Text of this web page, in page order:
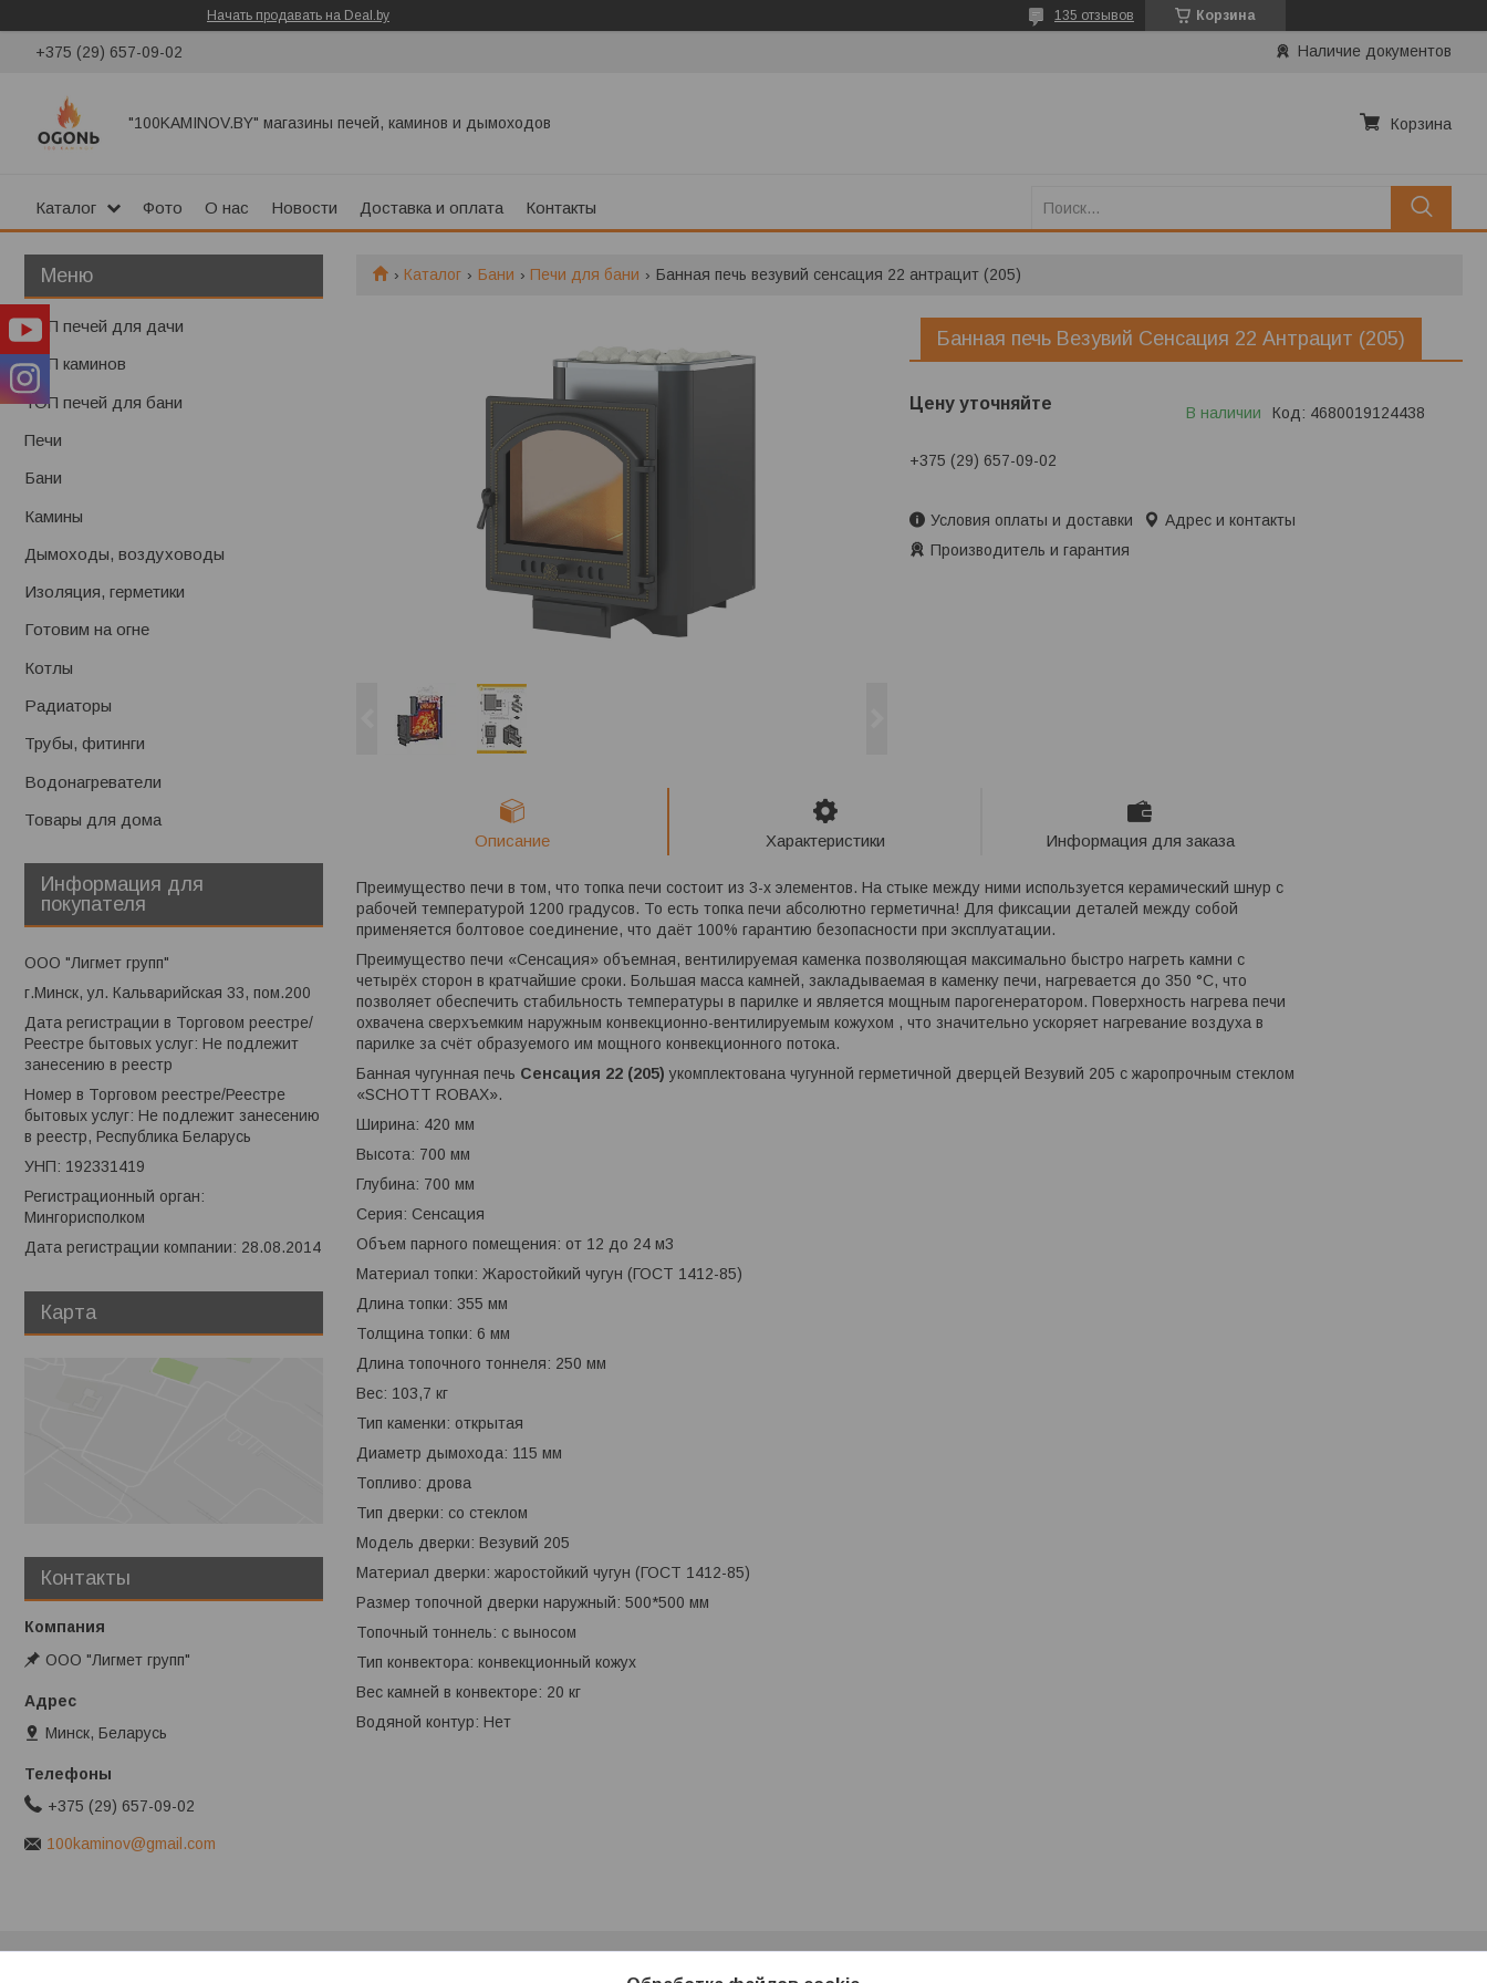
Начать продавать на Deal.by Корзина
135 отзывов
+375 (29) 657-09-02 Наличие документов
"100KAMINOV.BY" магазины печей, каминов и дымоходов Корзина
Каталог Фото О нас Новости Доставка и оплата Контакты
Каталог Бани Печи для бани Банная печь везувий сенсация 22 антрацит (205)
Банная печь Везувий Сенсация 22 Антрацит (205)
Цену уточняйте В наличии Код: 4680019124438
+375 (29) 657-09-02
Условия оплаты и доставки
Адрес и контакты
Производитель и гарантия
Описание Характеристики Информация для заказа
Преимущество печи в том, что топка печи состоит из 3-х элементов. На стыке между ними используется керамический шнур с
рабочей температурой 1200 градусов. То есть топка печи абсолютно герметична! Для фиксации деталей между собой
применяется болтовое соединение, что даёт 100% гарантию безопасности при эксплуатации.
Преимущество печи «Сенсация» объемная, вентилируемая каменка позволяющая максимально быстро нагреть камни с
четырёх сторон в кратчайшие сроки. Большая масса камней, закладываемая в каменку печи, нагревается до 350 °С, что
позволяет обеспечить стабильность температуры в парилке и является мощным парогенератором. Поверхность нагрева печи
охвачена сверхъемким наружным конвекционно-вентилируемым кожухом , что значительно ускоряет нагревание воздуха в
парилке за счёт образуемого им мощного конвекционного потока.
Банная чугунная печь Сенсация 22 (205) укомплектована чугунной герметичной дверцей Везувий 205 с жаропрочным стеклом
«SCHOTT ROBAX».
Ширина: 420 мм
Высота: 700 мм
Глубина: 700 мм
Серия: Сенсация
Объем парного помещения: от 12 до 24 м3
Материал топки: Жаростойкий чугун (ГОСТ 1412-85)
Длина топки: 355 мм
Толщина топки: 6 мм
Длина топочного тоннеля: 250 мм
Вес: 103,7 кг
Тип каменки: открытая
Диаметр дымохода: 115 мм
Топливо: дрова
Тип дверки: со стеклом
Модель дверки: Везувий 205
Материал дверки: жаростойкий чугун (ГОСТ 1412-85)
Размер топочной дверки наружный: 500*500 мм
Топочный тоннель: с выносом
Тип конвектора: конвекционный кожух
Вес камней в конвекторе: 20 кг
Водяной контур: Нет
ТОП печей для дачи
ТОП каминов
ТОП печей для бани
Печи
Бани
Камины
Дымоходы, воздуховоды
Изоляция, герметики
Готовим на огне
Котлы
Радиаторы
Трубы, фитинги
Водонагреватели
Товары для дома
Информация для
покупателя
ООО "Лигмет групп"
г.Минск, ул. Кальварийская 33, пом.200
Дата регистрации в Торговом реестре/
Реестре бытовых услуг: Не подлежит
занесению в реестр
Номер в Торговом реестре/Реестре
бытовых услуг: Не подлежит занесению
в реестр, Республика Беларусь
УНП: 192331419
Регистрационный орган:
Мингорисполком
Дата регистрации компании: 28.08.2014
Карта
Контакты
ООО "Лигмет групп"
Минск, Беларусь
+375 (29) 657-09-02
100kaminov@gmail.com